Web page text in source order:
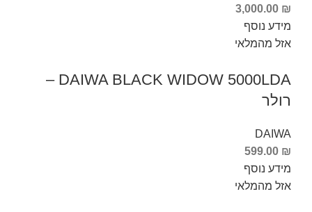
3,000.00 ₪
מידע נוסף
אזל מהמלאי
DAIWA BLACK WIDOW 5000LDA –
רולר
DAIWA
599.00 ₪
מידע נוסף
אזל מהמלאי